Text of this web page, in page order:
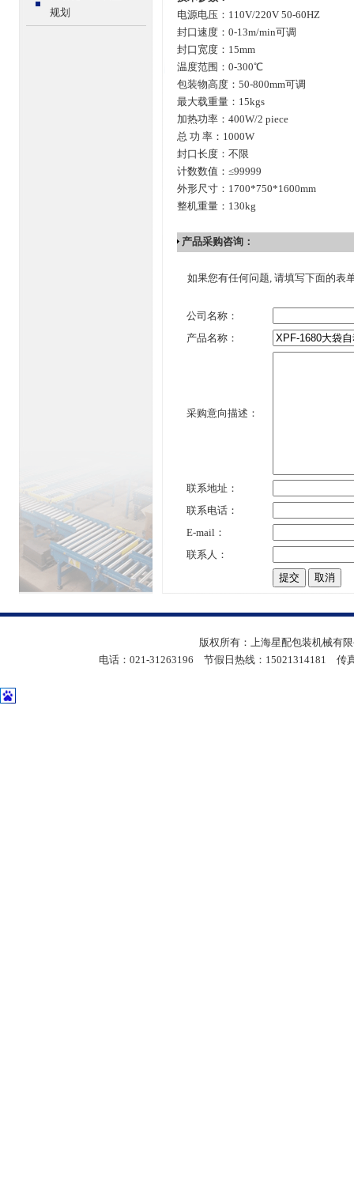
规划
电源电压：110V/220V 50-60HZ
封口速度：0-13m/min可调
封口宽度：15mm
温度范围：0-300℃
包装物高度：50-800mm可调
最大载重量：15kgs
加热功率：400W/2 piece
总 功 率：1000W
封口长度：不限
计数数值：≤99999
外形尺寸：1700*750*1600mm
整机重量：130kg
产品采购咨询：
如果您有任何问题, 请填写下面的表
公司名称：
产品名称：
采购意向描述：
联系地址：
联系电话：
E-mail：
联系人：
版权所有：上海星配包装机械有
电话：021-31263196 节假日热线：15021314181 传